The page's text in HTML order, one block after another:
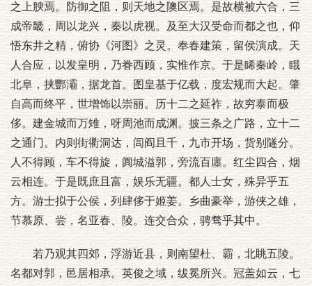
之上腴焉。防御之阻，则天地之隩区焉。是故横被六合，三
成帝畿，周以龙兴，秦以虎视。及至大汉受命而都之也，仰
悟东井之精，俯协《河图》之灵。奉春建策，留侯演成。天
人合应，以发皇明，乃眷西顾，实惟作京。于是睎秦岭，睋
北阜，挟酆灞，据龙首。图皇基于亿载，度宏规而大起。肇
自高而终平，世增饰以崇丽。历十二之延祚，故穷泰而极
侈。建金城而万雉，呀周池而成渊。披三条之广路，立十二
之通门。内则街衢洞达，闾阎且千，九市开场，货别隧分。
人不得顾，车不得旋，阗城溢郭，旁流百廛。红尘四合，烟
云相连。于是既庶且富，娱乐无疆。都人士女，殊异乎五
方。游士拟于公侯，列肆侈于姬姜。乡曲豪举，游侠之雄，
节慕原、尝，名亚春、陵。连交合众，骋骛乎其中。
若乃观其四郊，浮游近县，则南望杜、霸，北眺五陵。
名都对郭，邑居相承。英俊之域，绂冕所兴。冠盖如云，七